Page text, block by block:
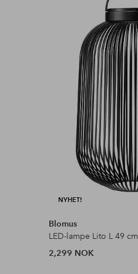
NYHET!
Blomus
LED-lampe Lito L 49 cm
2,299 NOK